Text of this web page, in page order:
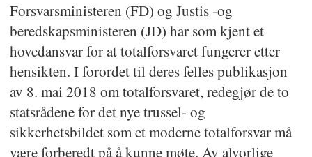
Forsvarsministeren (FD) og Justis -og
beredskapsministeren (JD) har som kjent et
hovedansvar for at totalforsvaret fungerer etter
hensikten. I forordet til deres felles publikasjon
av 8. mai 2018 om totalforsvaret, redegjør de to
statsrådene for det nye trussel- og
sikkerhetsbildet som et moderne totalforsvar må
være forberedt på å kunne møte. Av alvorlige